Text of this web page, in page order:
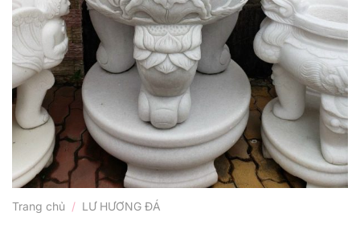
Trang chủ / LƯ HƯƠNG ĐÁ